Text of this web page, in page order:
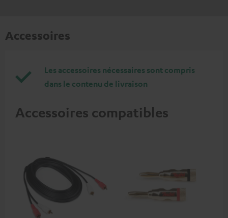
Accessoires
Les accessoires nécessaires sont compris
dans le contenu de livraison
Accessoires compatibles